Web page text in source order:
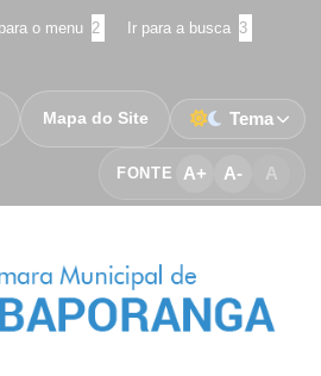
o menu 2 Ir para a busca 3
FONTE A+ A- A
Mapa do Site Tema